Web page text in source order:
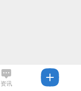
资讯